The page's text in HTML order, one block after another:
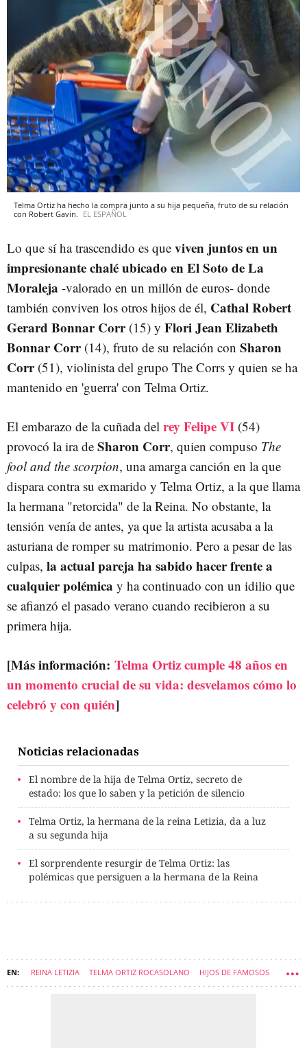
Telma Ortiz ha hecho la compra junto a su hija pequeña, fruto de su relación
con Robert Gavin. EL ESPAÑOL
Lo que sí ha trascendido es que viven juntos en un
impresionante chalé ubicado en El Soto de La
Moraleja -valorado en un millón de euros- donde
también conviven los otros hijos de él, Cathal Robert
Gerard Bonnar Corr(15) y Flori Jean Elizabeth
Bonnar Corr(14), fruto de su relación con Sharon
Corr(51), violinista del grupo The Corrs y quien se ha
mantenido en 'guerra' con Telma Ortiz.
El embarazo de la cuñada del rey Felipe VI (54)
provocó la ira de Sharon Corr, quien compuso The
fool and the scorpion, una amarga canción en la que
dispara contra su exmarido y Telma Ortiz, a la que llama
la hermana "retorcida" de la Reina. No obstante, la
tensión venía de antes, ya que la artista acusaba a la
asturiana de romper su matrimonio. Pero a pesar de las
culpas, la actual pareja ha sabido hacer frente a
cualquier polémica y ha continuado con un idilio que
se afianzó el pasado verano cuando recibieron a su
primera hija.
[Más información: Telma Ortiz cumple 48 años en
un momento crucial de su vida: desvelamos cómo lo
celebró y con quién]
Noticias relacionadas
El nombre de la hija de Telma Ortiz, secreto de
estado: los que lo saben y la petición de silencio
Telma Ortiz, la hermana de la reina Letizia, da a luz
a su segunda hija
El sorprendente resurgir de Telma Ortiz: las
polémicas que persiguen a la hermana de la Reina
REINA LETIZIA TELMA ORTIZ ROCASOLANO HIJOS DE FAMOSOS